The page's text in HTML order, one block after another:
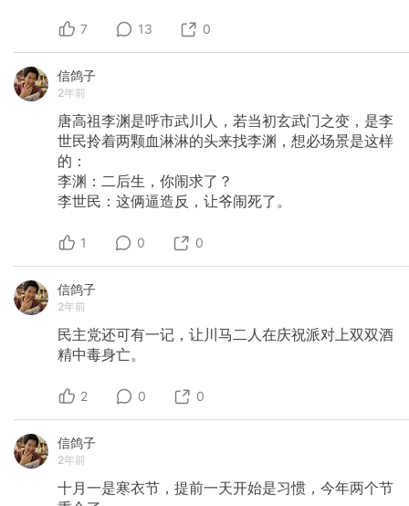
7 13 0
信鸽子
2年前
唐高祖李渊是呼市武川人，若当初玄武门之变，是李
世民拎着两颗血淋淋的头来找李渊，想必场景是这样
的：
李渊：二后生，你闹求了？
李世民：这俩逼造反，让爷闹死了。
1 0 0
信鸽子
2年前
民主党还可有一记，让川马二人在庆祝派对上双双酒
精中毒身亡。
2 0 0
信鸽子
2年前
十月一是寒衣节，提前一天开始是习惯，今年两个节